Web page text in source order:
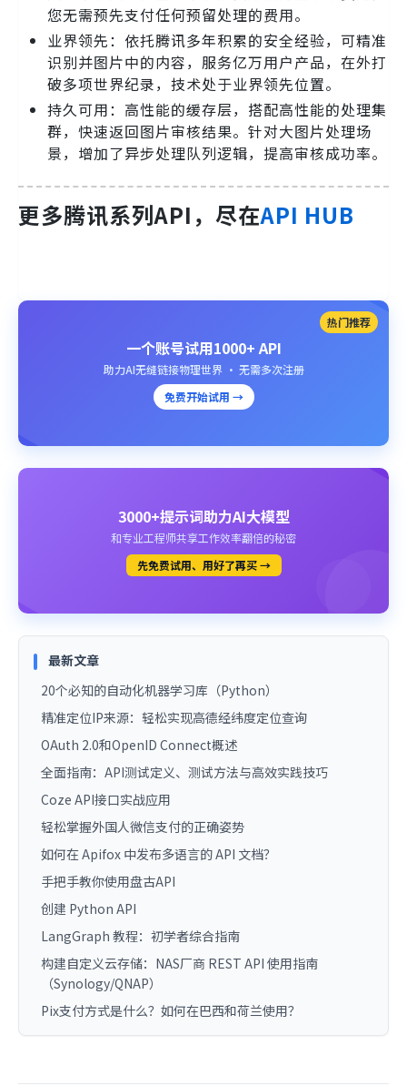
您无需预先支付任何预留处理的费用。
业界领先：依托腾讯多年积累的安全经验，可精准
识别并图片中的内容，服务亿万用户产品，在外打
破多项世界纪录，技术处于业界领先位置。
持久可用：高性能的缓存层，搭配高性能的处理集
群，快速返回图片审核结果。针对大图片处理场
景，增加了异步处理队列逻辑，提高审核成功率。
更多腾讯系列API，尽在API HUB
热门推荐
一个账号试用1000+ API
助力AI无缝链接物理世界 · 无需多次注册
免费开始试用 →
3000+提示词助力AI大模型
和专业工程师共享工作效率翻倍的秘密
先免费试用、用好了再买 →
最新文章
20个必知的自动化机器学习库（Python）
精准定位IP来源：轻松实现高德经纬度定位查询
OAuth 2.0和OpenID Connect概述
全面指南：API测试定义、测试方法与高效实践技巧
Coze API接口实战应用
轻松掌握外国人微信支付的正确姿势
如何在 Apifox 中发布多语言的 API 文档？
手把手教你使用盘古API
创建 Python API
LangGraph 教程：初学者综合指南
构建自定义云存储：NAS厂商 REST API 使用指南
（Synology/QNAP）
Pix支付方式是什么？如何在巴西和荷兰使用？